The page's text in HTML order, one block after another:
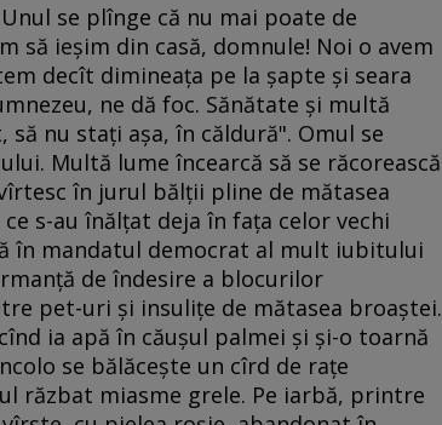
se plînge că nu mai poate de
să ieşim din casă, domnule! Noi o avem
decît dimineaţa pe la şapte şi seara
ne dă foc. Sănătate şi multă
nu staţi aşa, în căldură". Omul se
Multă lume încearcă să se răcorească
în jurul bălţii pline de mătasea
s-au înălţat deja în faţa celor vechi
în mandatul democrat al mult iubitului
de îndesire a blocurilor
pet-uri şi insuliţe de mătasea broaştei.
ia apă în căuşul palmei şi şi-o toarnă
se bălăceşte un cîrd de raţe
răzbat miasme grele. Pe iarbă, printre